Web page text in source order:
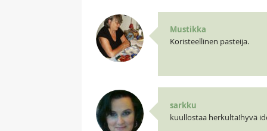
Mustikka
Koristeellinen pasteija.
sarkku
kuullostaa herkulta!hyvä